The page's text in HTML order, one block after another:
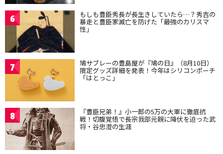
6 もしも豊臣秀長が長生きしていたら…？秀吉の
暴走と豊臣家滅亡を防げた「最強のカリスマ
性」
7 鳩サブレーの豊島屋が『鳩の日』（8月10日）
限定グッズ詳細を発表！今年はシリコンポーチ
「はとっこ」
8 『豊臣兄弟！』小一郎の5万の大軍に徹底抗
戦！切腹覚悟で長宗我部元親に降伏を迫った武
将・谷忠澄の生涯